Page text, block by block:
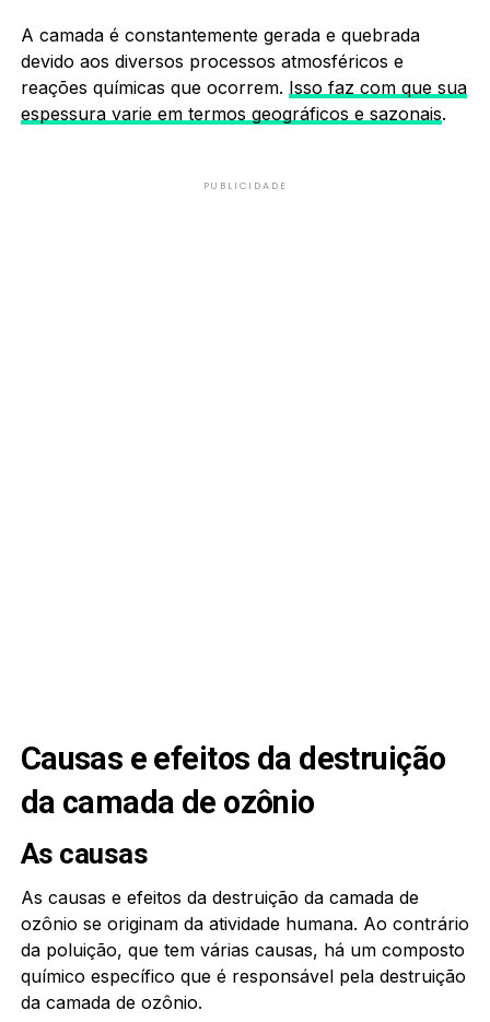
A camada é constantemente gerada e quebrada
devido aos diversos processos atmosféricos e
reações químicas que ocorrem. Isso faz com que sua
espessura varie em termos geográficos e sazonais.
PUBLICIDADE
Causas e efeitos da destruição
da camada de ozônio
As causas
As causas e efeitos da destruição da camada de
ozônio se originam da atividade humana. Ao contrário
da poluição, que tem várias causas, há um composto
químico específico que é responsável pela destruição
da camada de ozônio.